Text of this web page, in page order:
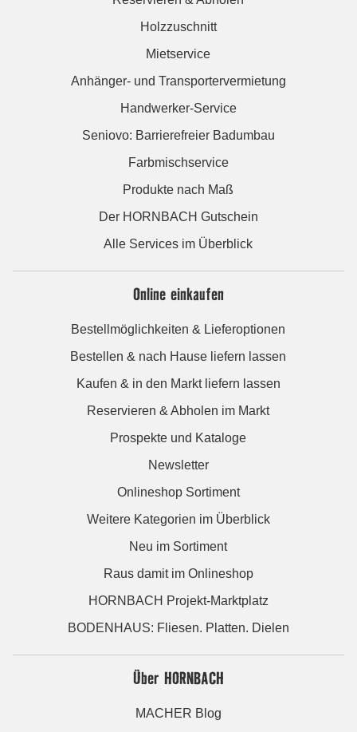
Holzzuschnitt
Mietservice
Anhänger- und Transportervermietung
Handwerker-Service
Seniovo: Barrierefreier Badumbau
Farbmischservice
Produkte nach Maß
Der HORNBACH Gutschein
Alle Services im Überblick
Online einkaufen
Bestellmöglichkeiten & Lieferoptionen
Bestellen & nach Hause liefern lassen
Kaufen & in den Markt liefern lassen
Reservieren & Abholen im Markt
Prospekte und Kataloge
Newsletter
Onlineshop Sortiment
Weitere Kategorien im Überblick
Neu im Sortiment
Raus damit im Onlineshop
HORNBACH Projekt-Marktplatz
BODENHAUS: Fliesen. Platten. Dielen
Über HORNBACH
MACHER Blog